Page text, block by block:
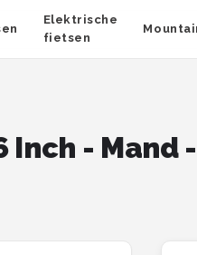
Elektrische
fietsen
Inch -